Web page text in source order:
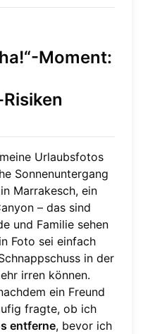
Moment:
Urlaubsfotos
Sonnenuntergang
Marrakesch, ein
– das sind
und Familie sehen
Foto sei einfach
in der
irren können.
ein Freund
fragte, ob ich
entferne, bevor ich